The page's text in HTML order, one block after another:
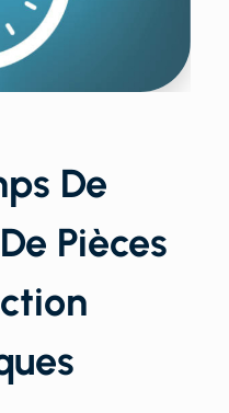
De
Pièces